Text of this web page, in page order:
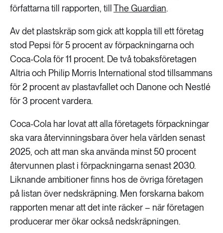
författarna till rapporten, till The Guardian.
Av det plastskräp som gick att koppla till ett företag
stod Pepsi för 5 procent av förpackningarna och
Coca-Cola för 11 procent. De två tobaksföretagen
Altria och Philip Morris International stod tillsammans
för 2 procent av plastavfallet och Danone och Nestlé
för 3 procent vardera.
Coca-Cola har lovat att alla företagets förpackningar
ska vara återvinningsbara över hela världen senast
2025, och att man ska använda minst 50 procent
återvunnen plast i förpackningarna senast 2030.
Liknande ambitioner finns hos de övriga företagen
på listan över nedskräpning. Men forskarna bakom
rapporten menar att det inte räcker – när företagen
producerar mer ökar också nedskräpningen.